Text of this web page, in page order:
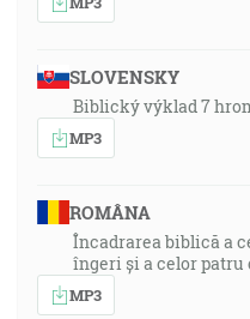
SLOVENSKY
Biblický výklad 7
MP3
ROMÂNA
Încadrarea biblică a
îngeri și a celor patru
MP3